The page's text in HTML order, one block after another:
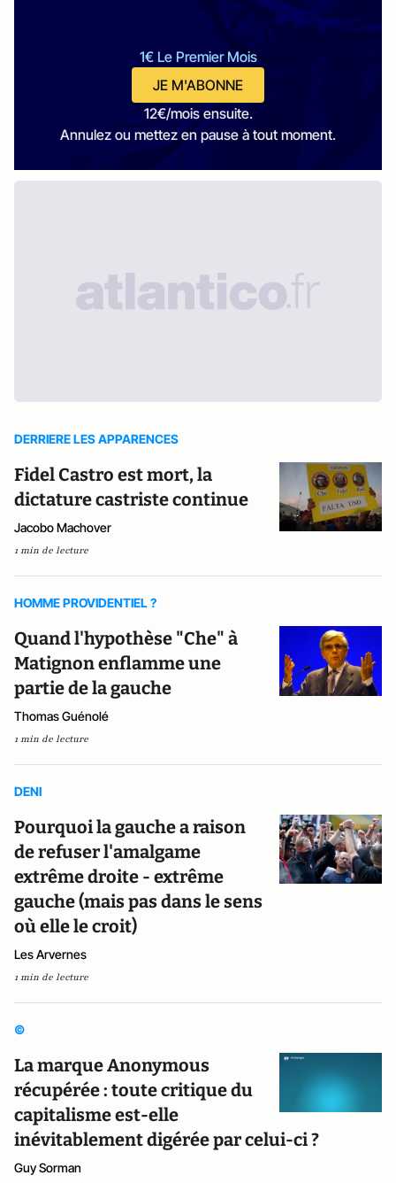
1€ Le Premier Mois
JE M'ABONNE
12€/mois ensuite.
Annulez ou mettez en pause à tout moment.
DERRIERE LES APPARENCES
Fidel Castro est mort, la
dictature castriste continue
Jacobo Machover
1 min de lecture
HOMME PROVIDENTIEL ?
Quand l'hypothèse "Che" à
Matignon enflamme une
partie de la gauche
Thomas Guénolé
1 min de lecture
DENI
Pourquoi la gauche a raison
de refuser l'amalgame
extrême droite - extrême
gauche (mais pas dans le sens
où elle le croit)
Les Arvernes
1 min de lecture
©
La marque Anonymous
récupérée : toute critique du
capitalisme est-elle
inévitablement digérée par celui-ci ?
Guy Sorman